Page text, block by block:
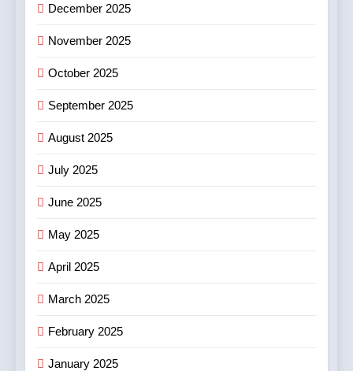
December 2025
November 2025
October 2025
September 2025
August 2025
July 2025
June 2025
May 2025
April 2025
March 2025
February 2025
January 2025